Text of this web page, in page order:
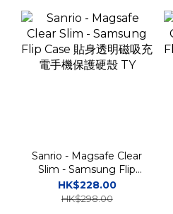
Sanrio - Magsafe Clear
Slim - Samsung Flip
Case 貼身透明磁吸充電
手機保護硬殼 TY
HK$228.00
HK$298.00